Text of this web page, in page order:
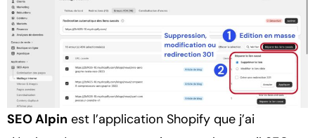
SEO Alpin est l’application Shopify que j’ai